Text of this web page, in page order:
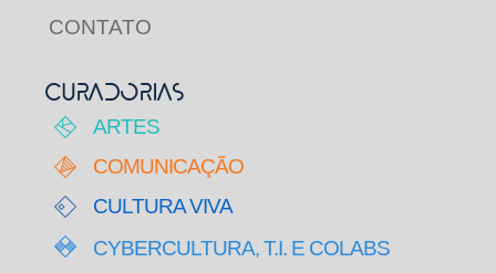
CONTATO
CURADORIAS
ARTES
COMUNICAÇÃO
CULTURA VIVA
CYBERCULTURA, T.I. E COLABS